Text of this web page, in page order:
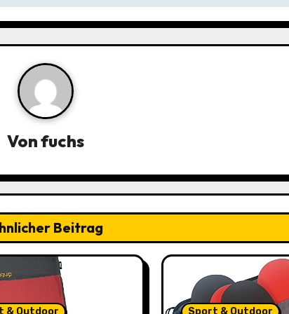
Vonfuchs
Beitrag
& Outdoor Sport & Outdoor